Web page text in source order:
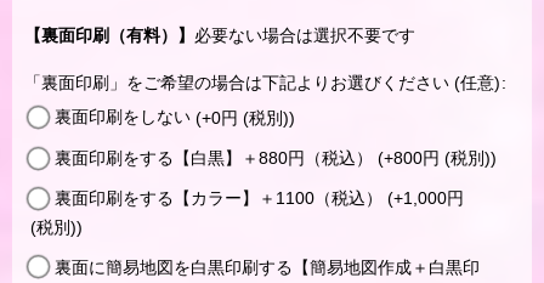
【裏面印刷（有料）】 必要ない場合は選択不要です
「裏面印刷」をご希望の場合は下記よりお選びください (任意):
裏面印刷をしない (+0円 (税別))
裏面印刷をする【白黒】＋880円（税込） (+800円 (税別))
裏面印刷をする【カラー】＋1100（税込） (+1,000円
(税別))
裏面に簡易地図を白黒印刷する【簡易地図作成＋白黒印